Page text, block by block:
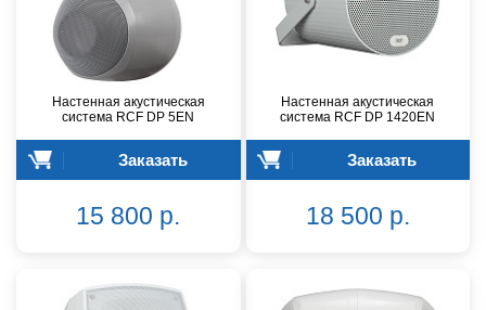
Настенная акустическая
система RCF DP 5EN
Заказать
15 800 р.
Настенная акустическая
система RCF DP 1420EN
Заказать
18 500 р.